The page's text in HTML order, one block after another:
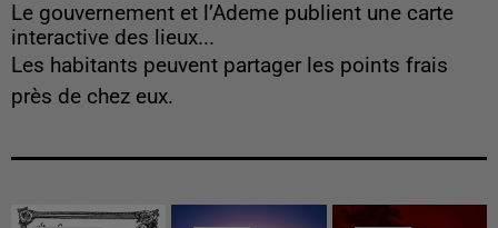
Le gouvernement et l’Ademe publient une carte
interactive des lieux...
Les habitants peuvent partager les points frais
près de chez eux.